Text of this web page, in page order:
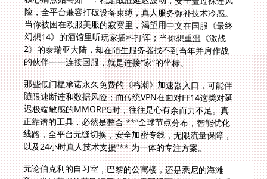
的伙伴——连接国服，就是连接“家”的坐标。
那些低门槛承诺永久免费的《鸣潮》加速器入口，可能伴
随限速断连和数据风险；而传统VPN在面对FF14这类对延
迟极端敏感的MMORPG时，往往是心有余而力不足。真
正靠谱的工具，必然是整合 **“全球节点分布，智能优化
线路，全平台无缝切换，安全加密专线，无限流量保障，
以及24小时真人技术支援”** 为一体的专注方案。
无论伯克利的自习室，巴黎的公寓楼，还是悉尼的海滩
旁，当屏幕里的艾欧泽亚大陆在零延迟下清晰铺展，熟悉
的技能音效流畅迸发——那一刻你终将确信：纵隔万里山